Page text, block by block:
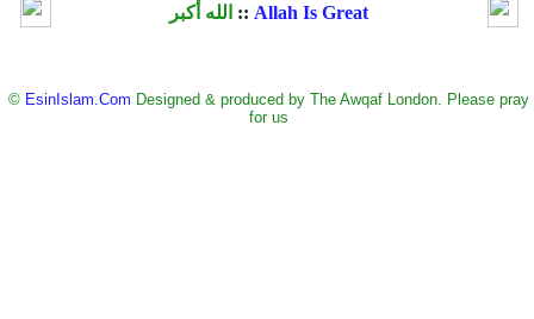
الله أكبر :: Allah Is Great
© EsinIslam.Com Designed & produced by The Awqaf London. Please pray
for us